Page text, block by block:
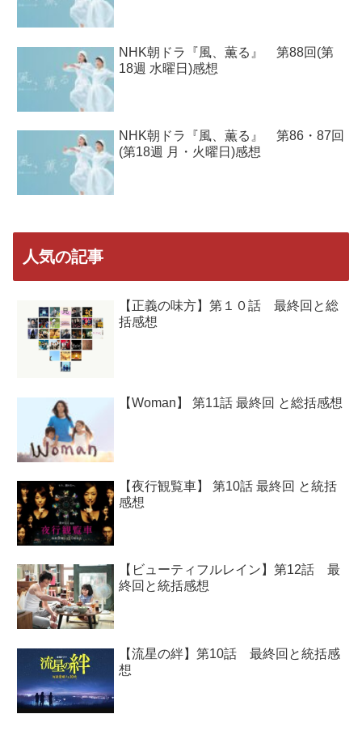
NHK朝ドラ『風、薫る』 第88回(第
18週 水曜日)感想
NHK朝ドラ『風、薫る』 第86・87回
(第18週 月・火曜日)感想
人気の記事
【正義の味方】第１０話 最終回と総
括感想
【Woman】 第11話 最終回 と総括感想
【夜行観覧車】 第10話 最終回 と統括
感想
【ビューティフルレイン】第12話 最
終回と統括感想
【流星の絆】第10話 最終回と統括感
想